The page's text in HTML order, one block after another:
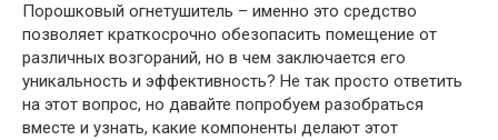
Порошковый огнетушитель – именно это средство
позволяет краткосрочно обезопасить помещение от
различных возгораний, но в чем заключается его
уникальность и эффективность? Не так просто ответить
на этот вопрос, но давайте попробуем разобраться
вместе и узнать, какие компоненты делают этот